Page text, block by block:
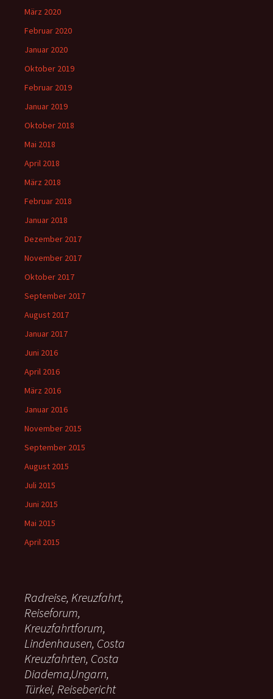
März 2020
Februar 2020
Januar 2020
Oktober 2019
Februar 2019
Januar 2019
Oktober 2018
Mai 2018
April 2018
März 2018
Februar 2018
Januar 2018
Dezember 2017
November 2017
Oktober 2017
September 2017
August 2017
Januar 2017
Juni 2016
April 2016
März 2016
Januar 2016
November 2015
September 2015
August 2015
Juli 2015
Juni 2015
Mai 2015
April 2015
Radreise, Kreuzfahrt,
Reiseforum,
Kreuzfahrtforum,
Lindenhausen, Costa
Kreuzfahrten, Costa
Diadema,Ungarn,
Türkei, Reisebericht